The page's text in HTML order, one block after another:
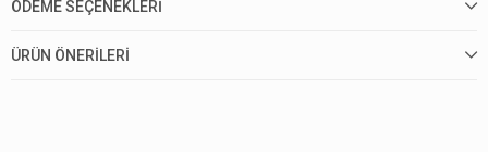
ÖDEME SEÇENEKLERI
ÜRÜN ÖNERILERI